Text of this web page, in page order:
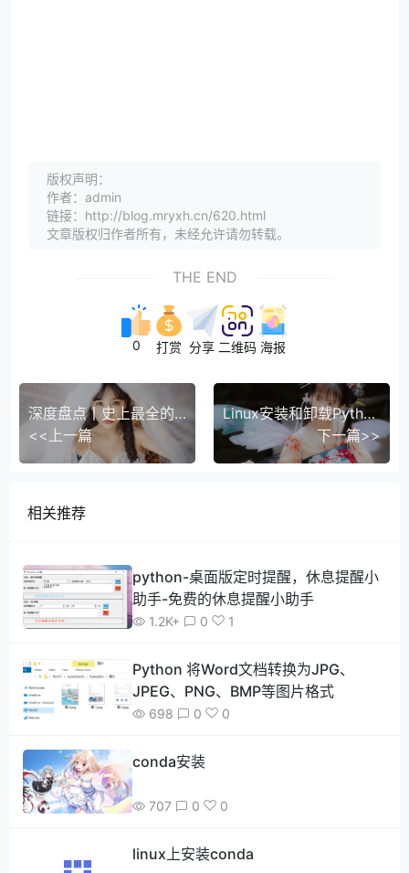
版权声明：
作者：admin
链接：http://blog.mryxh.cn/620.html
文章版权归作者所有，未经允许请勿转载。
THE END
0 打赏 分享 二维码 海报
深度盘点丨史上最全的Python自动化办公库（34个）
<<上一篇
Linux安装和卸载Python3
下一篇>>
相关推荐
python-桌面版定时提醒，休息提醒小
助手-免费的休息提醒小助手
1.2K+ 0 1
Python 将Word文档转换为JPG、
JPEG、PNG、BMP等图片格式
698 0 0
conda安装
707 0 0
linux上安装conda